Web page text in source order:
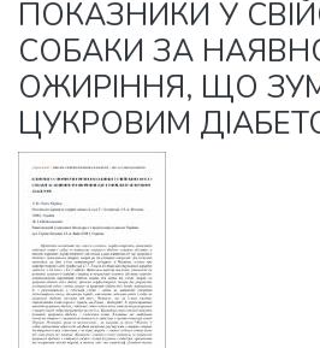
ПОКАЗНИКИ У
СОБАКИ ЗА
ОЖИРІННЯ, ЩО
ЦУКРОВИМ